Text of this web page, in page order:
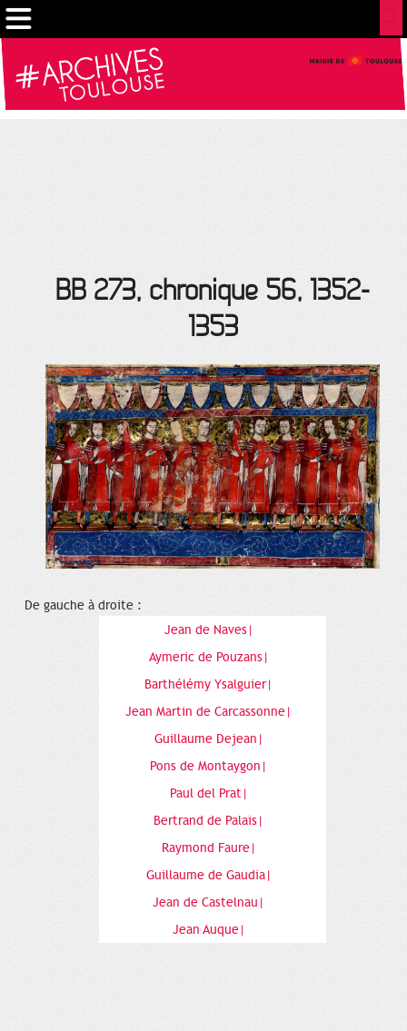
BB 273, chronique 56, 1352-
1353
De gauche à droite :
Jean de Naves|
Aymeric de Pouzans|
Barthélémy Ysalguier|
Jean Martin de Carcassonne|
Guillaume Dejean|
Pons de Montaygon|
Paul del Prat|
Bertrand de Palais|
Raymond Faure|
Guillaume de Gaudia|
Jean de Castelnau|
Jean Auque|
Cookies management panel